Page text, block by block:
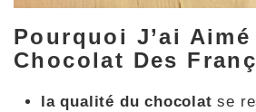
Pourquoi J’ai Aimé
Chocolat Des
la qualité du chocolatse